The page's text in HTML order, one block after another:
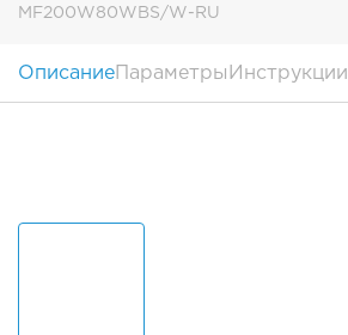
MF200W80WBS/W-RU
ОписаниеПараметрыИнструкции